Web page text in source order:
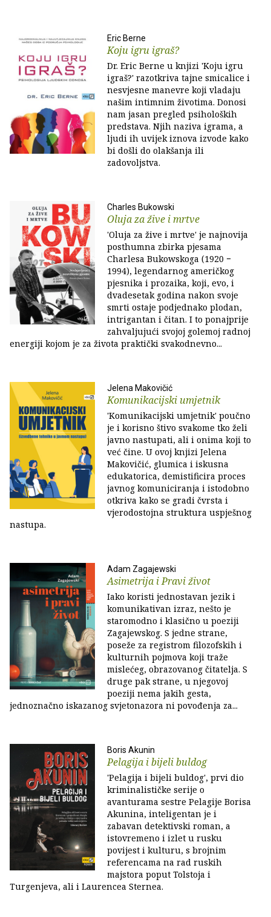
Eric Berne
Koju igru igraš?
Dr. Eric Berne u knjizi 'Koju igru
igraš?' razotkriva tajne smicalice i
nesvjesne manevre koji vladaju
našim intimnim životima. Donosi
nam jasan pregled psiholoških
predstava. Njih naziva igrama, a
ljudi ih uvijek iznova izvode kako
bi došli do olakšanja ili
zadovoljstva.
Charles Bukowski
Oluja za žive i mrtve
'Oluja za žive i mrtve' je najnovija
posthumna zbirka pjesama
Charlesa Bukowskoga (1920 −
1994), legendarnog američkog
pjesnika i prozaika, koji, evo, i
dvadesetak godina nakon svoje
smrti ostaje podjednako plodan,
intrigantan i čitan. I to ponajprije
zahvaljujući svojoj golemoj radnoj
energiji kojom je za života praktički svakodnevno...
Jelena Makovičić
Komunikacijski umjetnik
'Komunikacijski umjetnik' poučno
je i korisno štivo svakome tko želi
javno nastupati, ali i onima koji to
već čine. U ovoj knjizi Jelena
Makovičić, glumica i iskusna
edukatorica, demistificira proces
javnog komuniciranja i istodobno
otkriva kako se gradi čvrsta i
vjerodostojna struktura uspješnog
nastupa.
Adam Zagajewski
Asimetrija i Pravi život
Iako koristi jednostavan jezik i
komunikativan izraz, nešto je
staromodno i klasično u poeziji
Zagajewskog. S jedne strane,
poseže za registrom filozofskih i
kulturnih pojmova koji traže
mislećeg, obrazovanog čitatelja. S
druge pak strane, u njegovoj
poeziji nema jakih gesta,
jednoznačno iskazanog svjetonazora ni povođenja za...
Boris Akunin
Pelagija i bijeli buldog
'Pelagija i bijeli buldog', prvi dio
kriminalističke serije o
avanturama sestre Pelagije Borisa
Akunina, inteligentan je i
zabavan detektivski roman, a
istovremeno i izlet u rusku
povijest i kulturu, s brojnim
referencama na rad ruskih
majstora poput Tolstoja i
Turgenjeva, ali i Laurencea Sternea.